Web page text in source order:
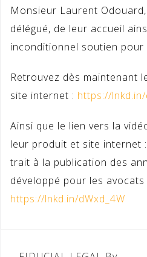
Monsieur Laurent
délégué, de leur accueil
inconditionnel soutien pour
Retrouvez dès maintenant
site internet : https://
Ainsi que le lien vers la
leur produit et site internet
trait à la publication des
développé pour les avocats
https://lnkd.in/dWxd_4W